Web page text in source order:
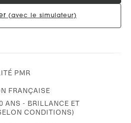
(avec le simulateur)
PMR
FRANÇAISE
ANS - BRILLANCE ET
CONDITIONS)